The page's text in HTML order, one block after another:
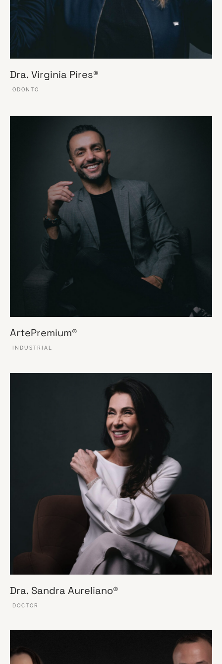
Dra. Virginia Pires®
ODONTO
ArtePremium®
INDUSTRIAL
Dra. Sandra Aureliano®
DOCTOR